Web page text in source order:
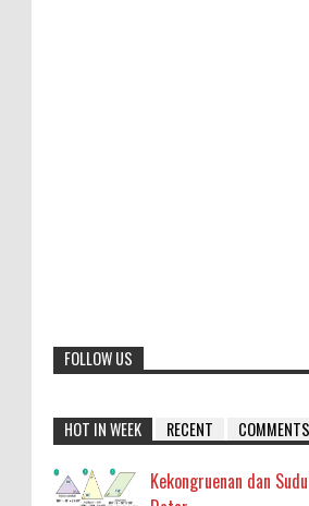
FOLLOW US
HOT IN WEEK RECENT COMMENTS
Kekongruenan dan